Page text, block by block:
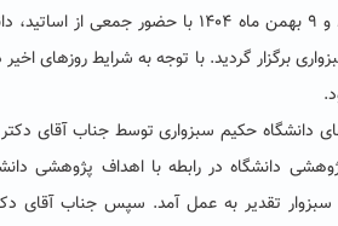
ششمین سمینار نظریه عملگرها و کاربردهای آن در روزهای چهارشنبه و پنجشنبه ۸ و ۹ بهمن ماه ۱۴۰۴
برگزار گردید. با توجه به شرایط روزهای اخیر
فعالیت های دانشگاه حکیم سبزواری توسط جناب آقای
دانشگاه در رابطه با اهداف پژوهشی
سبزوار تقدیر به عمل آمد. سپس جناب آقای